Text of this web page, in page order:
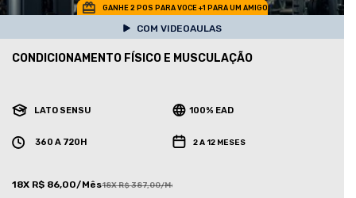
GANHE 2 POS PARA VOCE +1 PARA UM AMIGO
COM VIDEOAULAS
CONDICIONAMENTO FÍSICO E MUSCULAÇÃO
LATO SENSU 100% EAD
360 A 720H 2 A 12 MESES
18X R$ 86,00/Mês18X R$ 387,00/Mês